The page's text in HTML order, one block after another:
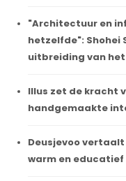
"Architectuur en
hetzelfde": Shohei
uitbreiding van het
Illus zet de kracht
handgemaakte
Deusjevoo
warm en